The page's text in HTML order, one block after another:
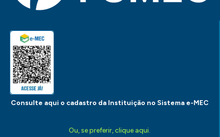
Consulte aqui o cadastro da Instituição no Sistema e-MEC
Ou, se preferir, clique aqui.